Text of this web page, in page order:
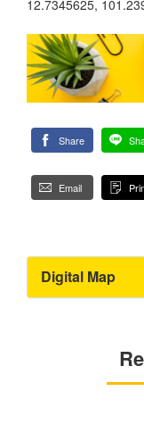
12.7345625,
Share
Email
Digital Map